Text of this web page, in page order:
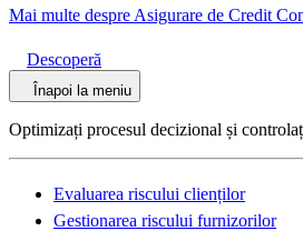
Mai multe despre Asigurare de Credit
Descoperă
Înapoi la meniu
Optimizați procesul decizional și
Evaluarea riscului clienților
Gestionarea riscului furnizorilor